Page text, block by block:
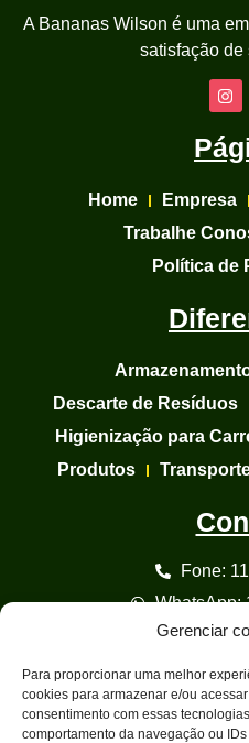
Gerenciar
Para proporcionar uma melhor
cookies para armazenar e/ou
consentimento com essas
comportamento da navegação ou
A Bananas Wilson é uma
satisfação de
Home Empresa
Trabalhe
Política de
Descarte de Resíduos
Higienização para
Produtos
Fone:
WhatsApp:
E-mail:
Rod. Adail Eduardo